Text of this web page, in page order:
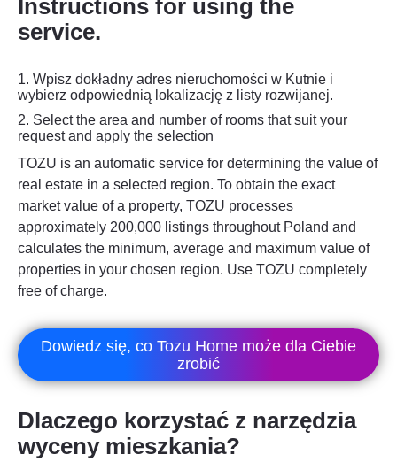
Instructions for using the
service.
1. Wpisz dokładny adres nieruchomości w Kutnie i
wybierz odpowiednią lokalizację z listy rozwijanej.
2. Select the area and number of rooms that suit your
request and apply the selection
TOZU is an automatic service for determining the value of
real estate in a selected region. To obtain the exact
market value of a property, TOZU processes
approximately 200,000 listings throughout Poland and
calculates the minimum, average and maximum value of
properties in your chosen region. Use TOZU completely
free of charge.
Dowiedz się, co Tozu Home może dla Ciebie
zrobić
Dlaczego korzystać z narzędzia
wyceny mieszkania?